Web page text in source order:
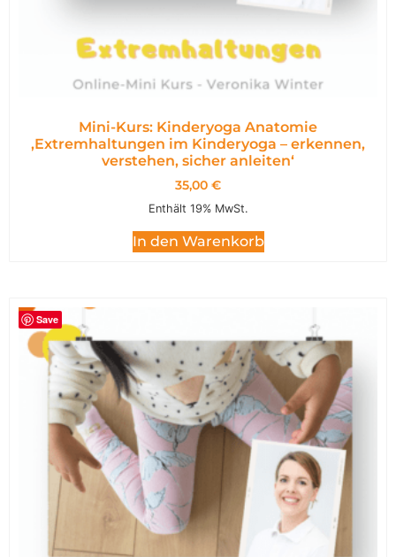
Mini-Kurs: Kinderyoga Anatomie
,Extremhaltungen im Kinderyoga – erkennen,
verstehen, sicher anleiten‘
35,00 €
Enthält 19% MwSt.
In den Warenkorb
Save